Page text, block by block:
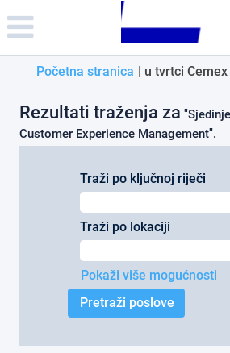
note:
This
website
includes
accessibility
system.
Početna stranica | u tvrtci Cemex
Rezultati traženja za
Customer Experience Management".
Traži po ključnoj riječi
Traži po lokaciji
Pokaži više mogućnosti